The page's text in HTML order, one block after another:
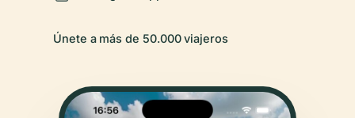
Únete a más de 50.000 viajeros